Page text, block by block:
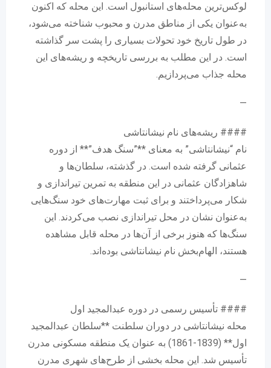
لوکس‌ترین محله‌های استانبول است. این محله که اکنون
به‌عنوان یکی از مناطق مدرن و محبوب شناخته می‌شود،
در طول تاریخ خود تحولات بسیاری را پشت سر گذاشته
است. در این مطلب به بررسی تاریخچه و ریشه‌های این
محله جذاب می‌پردازیم.
—
#### ریشه‌های نام نیشانتاشی
نام “نیشانتاشی” به معنای **”سنگ هدف”** از دوره
عثمانی گرفته شده است. در گذشته، سلطان‌ها و
شاهزادگان عثمانی در این منطقه به تمرین تیراندازی و
شکار می‌پرداختند و برای ثبت مهارت‌های خود سنگ‌هایی
به‌عنوان نشان در محل تیراندازی نصب می‌کردند. این
سنگ‌ها که هنوز برخی از آن‌ها در محله قابل مشاهده
هستند، الهام‌بخش نام نیشانتاشی بوده‌اند.
—
#### تأسیس رسمی در دوره عبدالمجید اول
محله نیشانتاشی در دوران سلطنت **سلطان عبدالمجید
اول** (1839-1861) به عنوان یک منطقه مسکونی مدرن
تأسیس شد. این محله بخشی از طرح‌های شهری مدرن